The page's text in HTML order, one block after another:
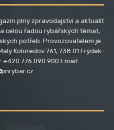
plný zpravodajství a aktualit
celou řadou rybářských témat,
potřeb. Provozovatelem je
Koloredov 761, 738 01 Frýdek-
+420 776 090 900 Email: